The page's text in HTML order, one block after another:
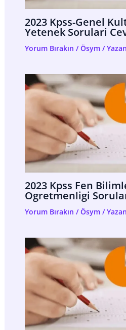
2023 Kpss-Genel
Yetenek Sorulari
Yorum Bırakın /Ösym/ Yazan
2023 Kpss Fen
Ogretmenligi
Yorum Bırakın /Ösym/ Yazan